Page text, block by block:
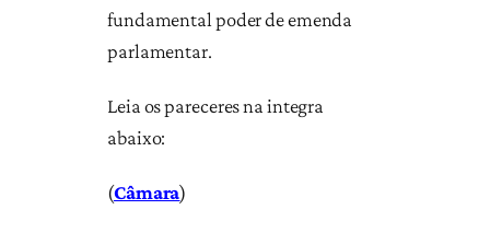
fundamental poder de emenda
parlamentar.
Leia os pareceres na integra
abaixo:
(Câmara)